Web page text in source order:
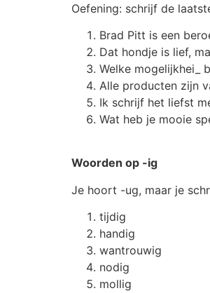
Oefening: schrijf de
Brad Pitt is een
Dat hondje is lief,
Welke mogelijkhei_
Alle producten zijn
Ik schrijf het liefst
Wat heb je mooie
Woorden op -ig
Je hoort -ug, maar je
tijdig
handig
wantrouwig
nodig
mollig